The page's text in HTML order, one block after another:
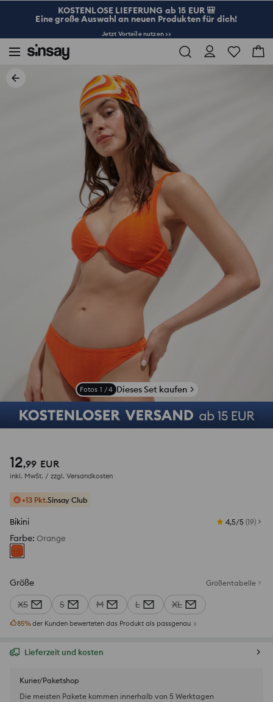
KOSTENLOSE LIEFERUNG ab 15 EUR 🎒
Eine große Auswahl an neuen Produkten für dich!
Jetzt Vorteile nutzen >>
Fotos 1 /4 Dieses Set kaufen
12,99 EUR
inkl. MwSt. / zzgl. Versandkosten
+13 Pkt.Sinsay Club
Bikini 4,5/5 (19)
Farbe: Orange
Größe Größentabelle
XS S M L XL
85%der Kunden bewerteten das Produkt als passgenau
Lieferzeit und kosten
Kurier/Paketshop
Die meisten Pakete kommen innerhalb von 5 Werktagen